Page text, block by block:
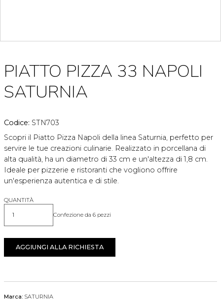
PIATTO PIZZA 33 NAPOLI
SATURNIA
Codice: STN703
Scopri il Piatto Pizza Napoli della linea Saturnia, perfetto per
servire le tue creazioni culinarie. Realizzato in porcellana di
alta qualità, ha un diametro di 33 cm e un'altezza di 1,8 cm.
Ideale per pizzerie e ristoranti che vogliono offrire
un'esperienza autentica e di stile.
QUANTITÀ
Quantità Confezione da 6 pezzi
AGGIUNGI ALLA RICHIESTA
Marca: SATURNIA